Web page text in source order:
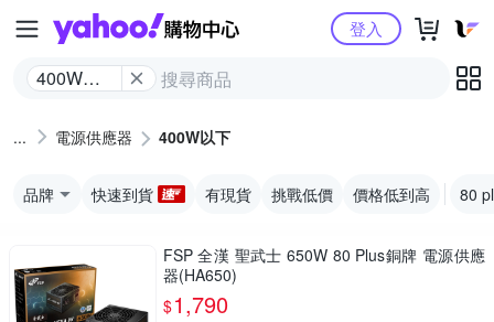
Yahoo購物中心
400W以
登入
電源供應器 400W以下
品牌 快速到貨 有現貨 挑戰低價 價格低到高 80
FSP 全漢 聖武士 650W 80 Plus銅牌 電源供應
器(HA650)
$1,790